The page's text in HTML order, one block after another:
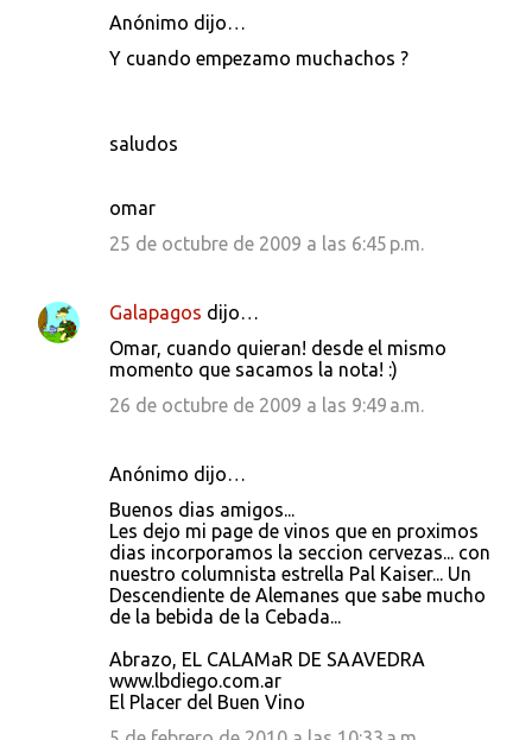
Anónimo dijo…
Y cuando empezamo muchachos ?
saludos
omar
25 de octubre de 2009 a las 6:45 p.m.
Galapagos dijo…
Omar, cuando quieran! desde el mismo
momento que sacamos la nota! :)
26 de octubre de 2009 a las 9:49 a.m.
Anónimo dijo…
Buenos dias amigos...
Les dejo mi page de vinos que en proximos
dias incorporamos la seccion cervezas... con
nuestro columnista estrella Pal Kaiser... Un
Descendiente de Alemanes que sabe mucho
de la bebida de la Cebada...
Abrazo, EL CALAMaR DE SAAVEDRA
www.lbdiego.com.ar
El Placer del Buen Vino